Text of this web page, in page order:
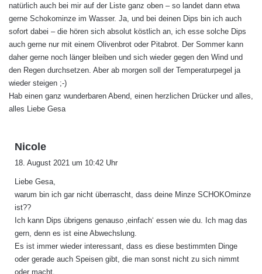
natürlich auch bei mir auf der Liste ganz oben – so landet dann etwa
gerne Schokominze im Wasser. Ja, und bei deinen Dips bin ich auch
sofort dabei – die hören sich absolut köstlich an, ich esse solche Dips
auch gerne nur mit einem Olivenbrot oder Pitabrot. Der Sommer kann
daher gerne noch länger bleiben und sich wieder gegen den Wind und
den Regen durchsetzen. Aber ab morgen soll der Temperaturpegel ja
wieder steigen ;-)
Hab einen ganz wunderbaren Abend, einen herzlichen Drücker und alles,
alles Liebe Gesa
Nicole
t
:
18. August 2021 um 10:42 Uhr
Liebe Gesa,
warum bin ich gar nicht überrascht, dass deine Minze SCHOKOminze
ist??
Ich kann Dips übrigens genauso ‚einfach‘ essen wie du. Ich mag das
gern, denn es ist eine Abwechslung.
Es ist immer wieder interessant, dass es diese bestimmten Dinge
oder gerade auch Speisen gibt, die man sonst nicht zu sich nimmt
oder macht.